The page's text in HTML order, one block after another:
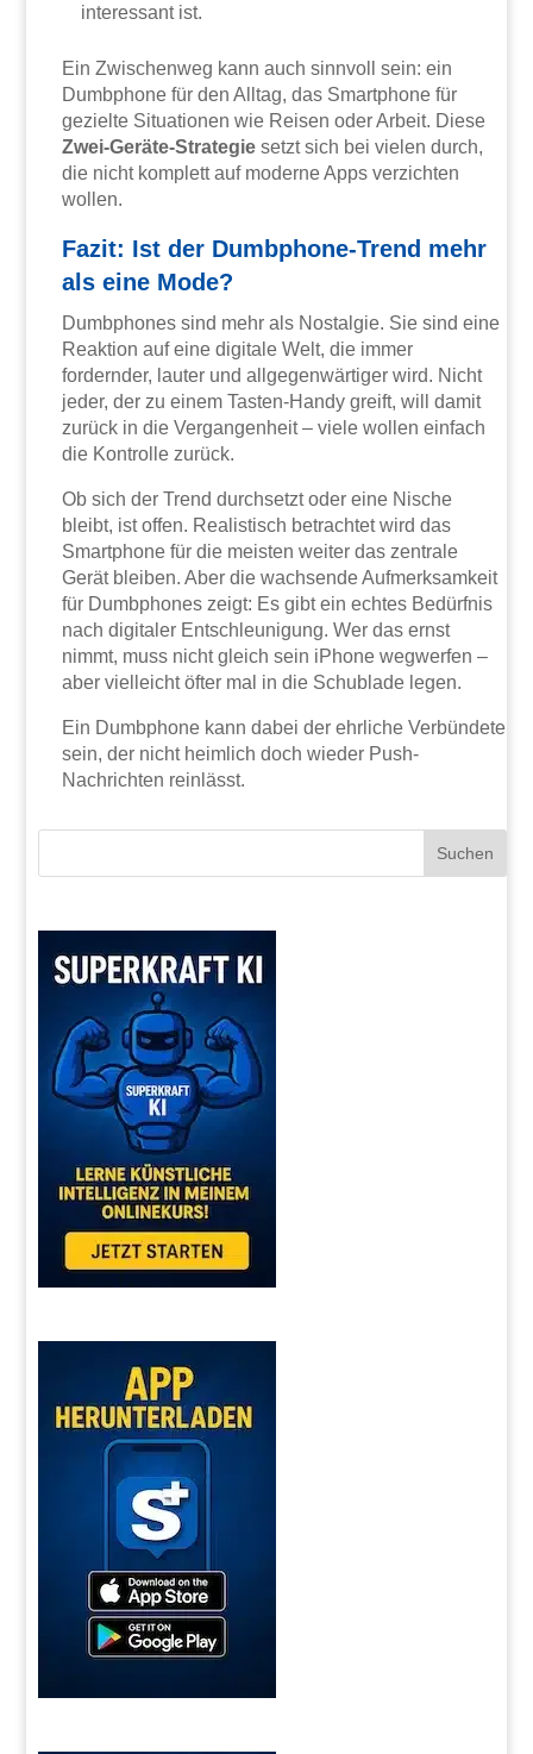
interessant ist.
Ein Zwischenweg kann auch sinnvoll sein: ein
Dumbphone für den Alltag, das Smartphone für
gezielte Situationen wie Reisen oder Arbeit. Diese
Zwei-Geräte-Strategie setzt sich bei vielen durch,
die nicht komplett auf moderne Apps verzichten
wollen.
Fazit: Ist der Dumbphone-Trend mehr
als eine Mode?
Dumbphones sind mehr als Nostalgie. Sie sind eine
Reaktion auf eine digitale Welt, die immer
fordernder, lauter und allgegenwärtiger wird. Nicht
jeder, der zu einem Tasten-Handy greift, will damit
zurück in die Vergangenheit – viele wollen einfach
die Kontrolle zurück.
Ob sich der Trend durchsetzt oder eine Nische
bleibt, ist offen. Realistisch betrachtet wird das
Smartphone für die meisten weiter das zentrale
Gerät bleiben. Aber die wachsende Aufmerksamkeit
für Dumbphones zeigt: Es gibt ein echtes Bedürfnis
nach digitaler Entschleunigung. Wer das ernst
nimmt, muss nicht gleich sein iPhone wegwerfen –
aber vielleicht öfter mal in die Schublade legen.
Ein Dumbphone kann dabei der ehrliche Verbündete
sein, der nicht heimlich doch wieder Push-
Nachrichten reinlässt.